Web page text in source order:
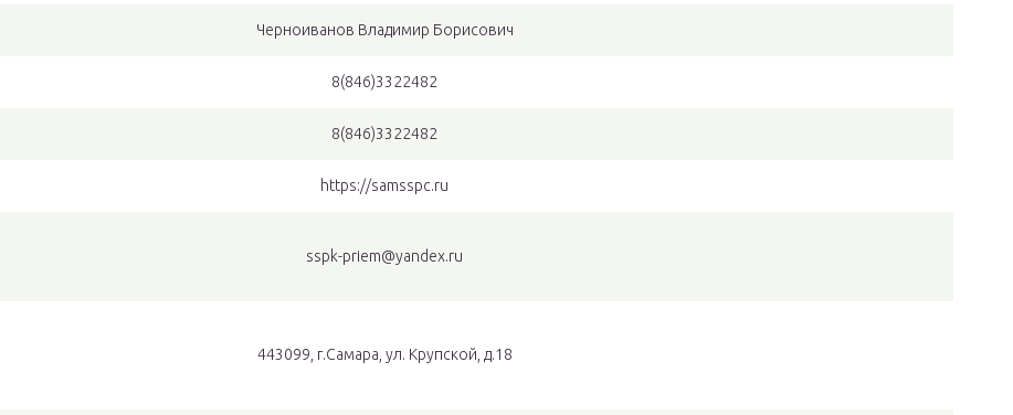
Черноиванов Владимир Борисович
8(846)3322482
8(846)3322482
https://samsspc.ru
sspk-priem@yandex.ru
443099, г.Самара, ул. Крупской, д.18